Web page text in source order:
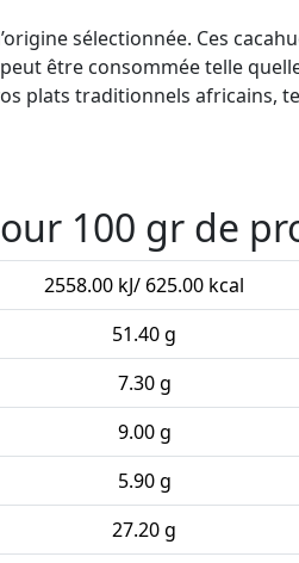
sélectionnée. Ces
être consommée telle
traditionnels africains,
100 gr de
2558.00 kJ/ 625.00 kcal
51.40 g
7.30 g
9.00 g
5.90 g
27.20 g